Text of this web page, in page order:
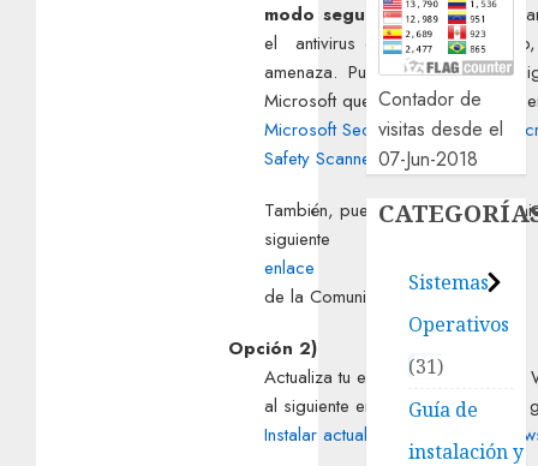
modo seguroejecuta un
el antivirus que tengas
amenaza. Puedes utilizar las
Microsoft que puedes descargar
Microsoft Security Essentialsy
Safety Scanner.
También, puedes utilizar la
siguiente
enlace
de la Comunidad.
Opción 2)
Actualiza tu equipo por medio de
al siguiente enlace para tener
Instalar actualizaciones de
Contador de
visitas desde el
07-Jun-2018
Sistemas
Operativos
31
Guía de
instalación y